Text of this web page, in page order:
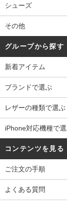
シューズ
その他
グループから探す
新着アイテム
ブランドで選ぶ
レザーの種類で選ぶ
iPhone対応機種で
コンテンツを見る
ご注文の手順
よくある質問